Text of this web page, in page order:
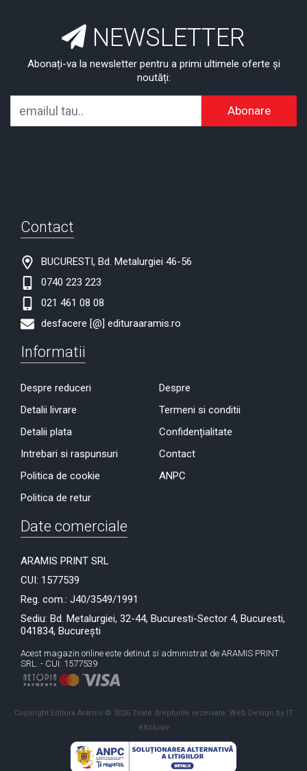
NEWSLETTER
Abonați-va la newsletter pentru a primi ultimele oferte și
noutăți:
Abonare
Contact
BUCURESTI, Bd. Metalurgiei 46-56
0740 223 223
021 461 08 08
desfacere [@] edituraaramis.ro
Informatii
Despre reduceri
Detalii livrare
Detalii plata
Intrebari si raspunsuri
Politica de cookie
Politica de retur
Despre
Termeni si conditii
Confidențialitate
Contact
ANPC
Date comerciale
ARAMIS PRINT SRL
CUI: 1577539
Reg. com.: J40/3549/1991
Sediu: Bd. Metalurgiei, 32-44, Bucuresti-Sector 4, Bucuresti,
041834, București
Acest magazin online este detinut si administrat de ARAMIS PRINT
SRL. - CUI: 1577539
Copyright Editura Aramis © 2026 Toate drepturile rezervate. Web Design by IT
eXclusiv